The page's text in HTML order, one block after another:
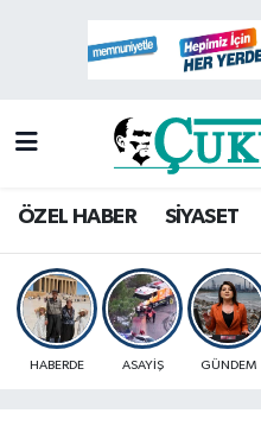
ÖZEL HABER SİYASET
HABERDE ASAYİŞ GÜNDEM
Mersin Hava Durumu
Mersin Namaz
Mersin Trafik
Süper Lig Puan